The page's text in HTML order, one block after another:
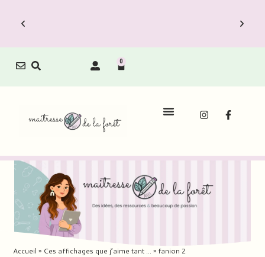
Le Carnet de Direction est dispo !
0
Accueil » Ces affichages que j’aime tant … » fanion 2